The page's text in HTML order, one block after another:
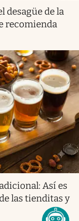
desagüe de la
recomienda
Así es
las tienditas y